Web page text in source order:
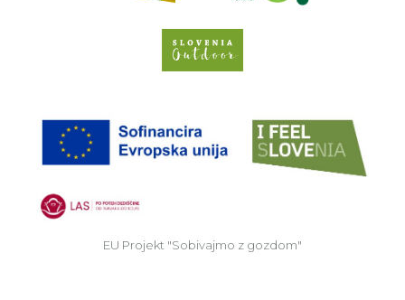
EU Projekt "Sobivajmo z gozdom"